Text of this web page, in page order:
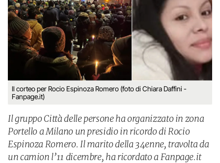
Il corteo per Rocio Espinoza Romero (foto di Chiara Daffini -
Fanpage.it)
Il gruppo Città delle persone ha organizzato in zona
Portello a Milano un presidio in ricordo di Rocio
Espinoza Romero. Il marito della 34enne, travolta da
un camion l’11 dicembre, ha ricordato a Fanpage.it